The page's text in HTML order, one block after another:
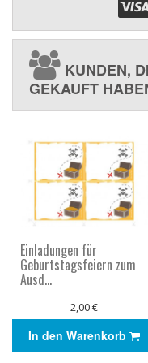
KUNDEN,
GEKAUFT
Einladungen für
Geburtstagsfeiern zum
Ausd...
2,00 €
In den Warenkorb